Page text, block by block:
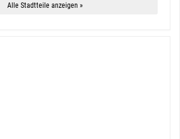
Alle Stadtteile anzeigen »